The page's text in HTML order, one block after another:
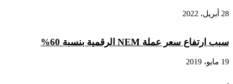
28 أبريل، 2022
سبب ارتفاع سعر عملة NEM الرقمية بنسبة 60%
19 مايو، 2019